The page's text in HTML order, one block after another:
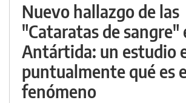
Nuevo hallazgo de las
"Cataratas de sangre"
Antártida: un estudio
puntualmente qué es
fenómeno